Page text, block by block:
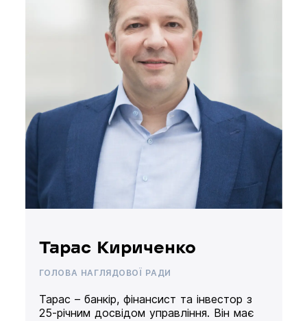
Тарас Кириченко
ГОЛОВА НАГЛЯДОВОЇ РАДИ
Тарас – банкір, фінансист та інвестор з
25-річним досвідом управління. Він має